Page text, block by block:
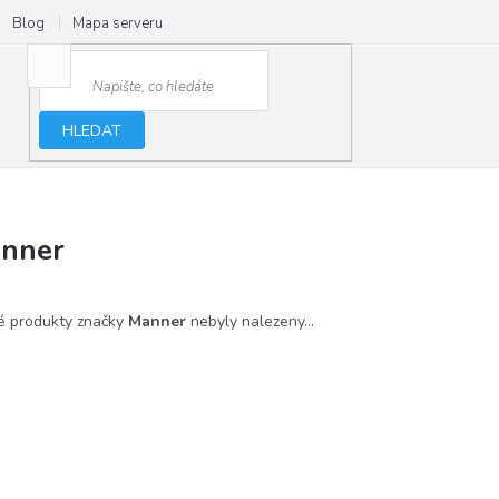
Blog Mapa serveru
HLEDAT
produkty značky Manner nebyly nalezeny...